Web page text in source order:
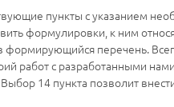
пункты с указанием
формулировки, к ним
формирующийся перечень.
работ с разработанными нами
14 пункта позволит